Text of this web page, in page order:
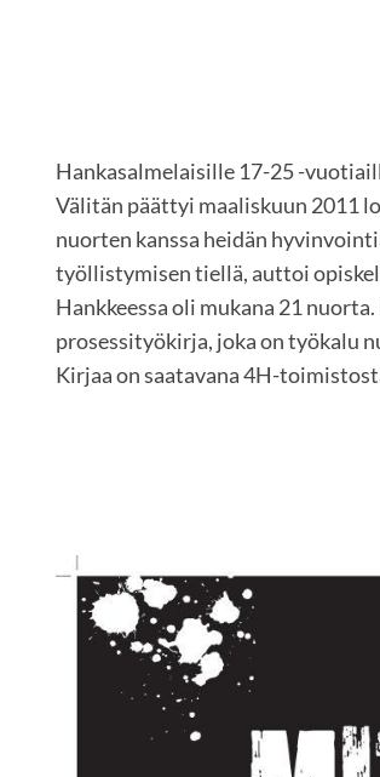
Hankasalmelaisille 17-25 -
Välitän päättyi maaliskuun 2011
nuorten kanssa heidän
työllistymisen tiellä, auttoi
Hankkeessa oli mukana 21
prosessityökirja, joka on työkalu
Kirjaa on saatavana 4H-